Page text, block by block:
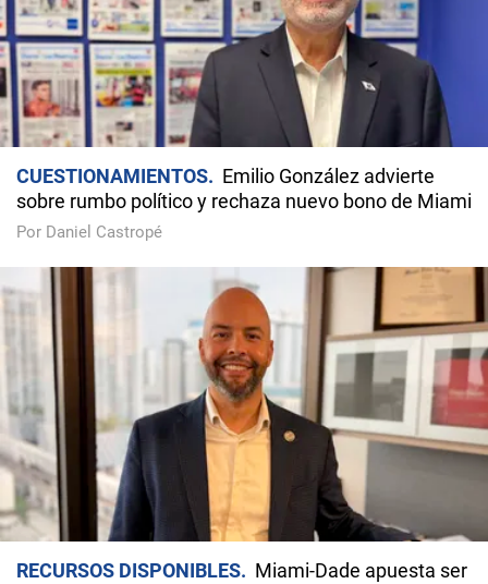
CUESTIONAMIENTOS
Emilio González advierte
sobre rumbo político y rechaza nuevo bono de Miami
Por Daniel Castropé
RECURSOS DISPONIBLES
Miami-Dade apuesta ser